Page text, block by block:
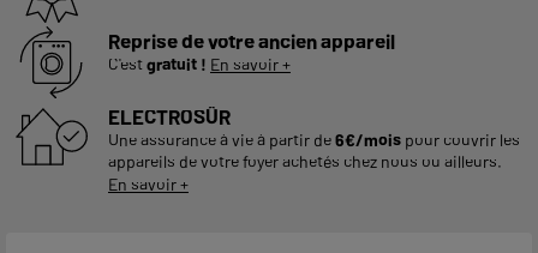
Reprise de votre ancien appareil
C'estgratuit ! En savoir +
ELECTROSÛR
Une assurance à vie à partir de6€/mois pour couvrir les
appareils de votre foyer achetés chez nous ou ailleurs.
En savoir +